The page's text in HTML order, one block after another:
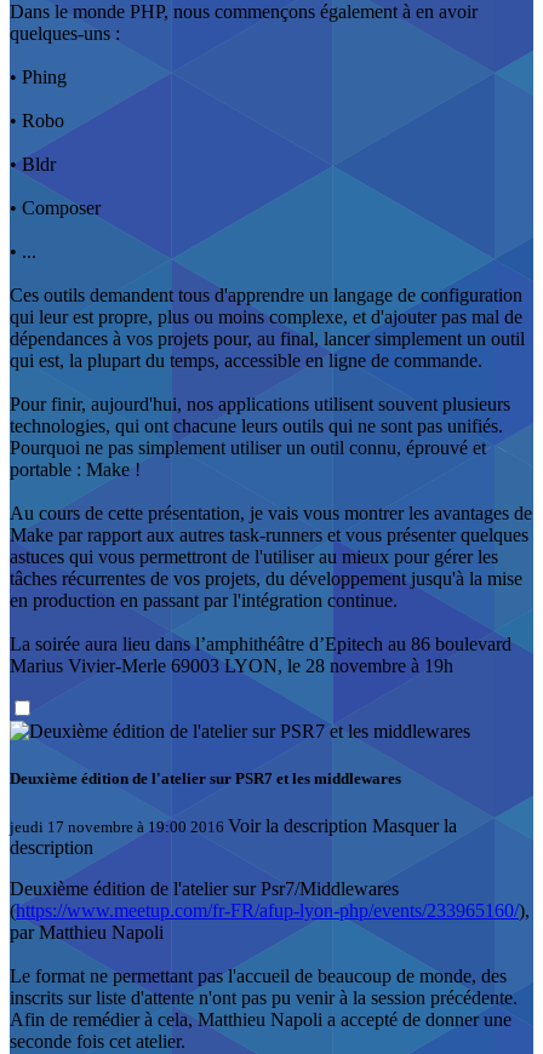
Dans le monde PHP, nous commençons également à en avoir
quelques-uns :
• Phing
• Robo
• Bldr
• Composer
• ...
Ces outils demandent tous d'apprendre un langage de configuration
qui leur est propre, plus ou moins complexe, et d'ajouter pas mal de
dépendances à vos projets pour, au final, lancer simplement un outil
qui est, la plupart du temps, accessible en ligne de commande.
Pour finir, aujourd'hui, nos applications utilisent souvent plusieurs
technologies, qui ont chacune leurs outils qui ne sont pas unifiés.
Pourquoi ne pas simplement utiliser un outil connu, éprouvé et
portable : Make !
Au cours de cette présentation, je vais vous montrer les avantages de
Make par rapport aux autres task-runners et vous présenter quelques
astuces qui vous permettront de l'utiliser au mieux pour gérer les
tâches récurrentes de vos projets, du développement jusqu'à la mise
en production en passant par l'intégration continue.
La soirée aura lieu dans l’amphithéâtre d’Epitech au 86 boulevard
Marius Vivier-Merle 69003 LYON, le 28 novembre à 19h
Deuxième édition de l'atelier sur PSR7 et les middlewares
jeudi 17 novembre à 19:00 2016 Voir la description Masquer la
description
Deuxième édition de l'atelier sur Psr7/Middlewares
(https://www.meetup.com/fr-FR/afup-lyon-php/events/233965160/),
par Matthieu Napoli
Le format ne permettant pas l'accueil de beaucoup de monde, des
inscrits sur liste d'attente n'ont pas pu venir à la session précédente.
Afin de remédier à cela, Matthieu Napoli a accepté de donner une
seconde fois cet atelier.